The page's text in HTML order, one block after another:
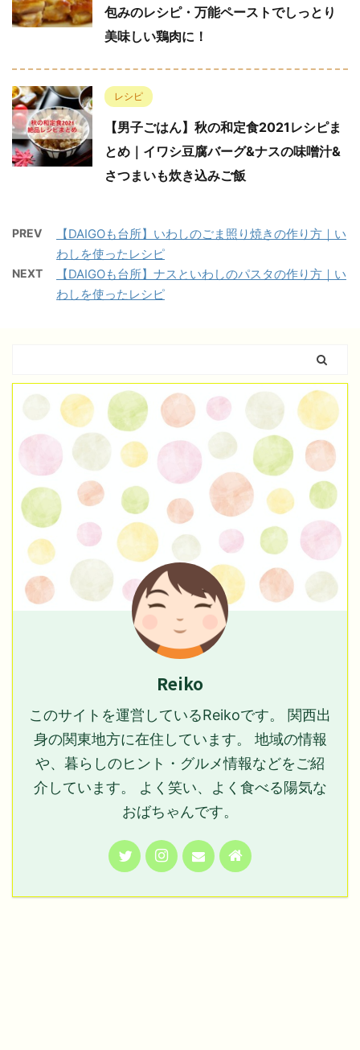
包みのレシピ・万能ペーストでしっとり
美味しい鶏肉に！
レシピ
【男子ごはん】秋の和定食2021レシピま
とめ｜イワシ豆腐バーグ&ナスの味噌汁&
さつまいも炊き込みご飯
PREV
【DAIGOも台所】いわしのごま照り焼きの作り方｜い
わしを使ったレシピ
NEXT
【DAIGOも台所】ナスといわしのパスタの作り方｜い
わしを使ったレシピ
Reiko
このサイトを運営しているReikoです。 関西出
身の関東地方に在住しています。 地域の情報
や、暮らしのヒント・グルメ情報などをご紹
介しています。 よく笑い、よく食べる陽気な
おばちゃんです。